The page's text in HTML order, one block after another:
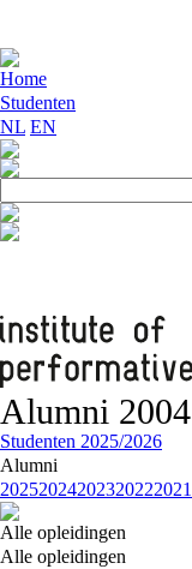
Home
Studenten
NL EN
Alumni 2004
Studenten 2025/2026
Alumni
20252024202320222021
Alle opleidingen
Alle opleidingen